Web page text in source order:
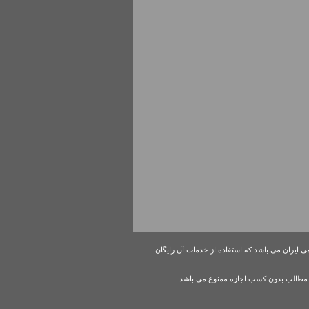
ایران می باشد که استفاده از خدمات آن رایگان
بدون کسب اجازه ممنوع می باشد.